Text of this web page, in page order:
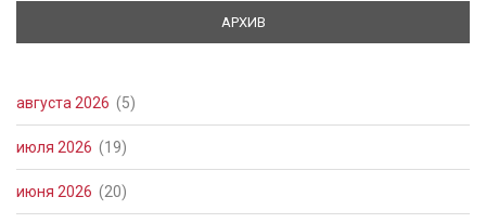
АРХИВ
августа 2026 (5)
июля 2026 (19)
июня 2026 (20)